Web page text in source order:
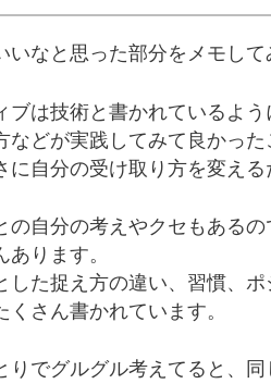
いなと思った部分をメモして
ブは技術と書かれているよ
などが実践してみて良かっ
に自分の受け取り方を変える
の自分の考えやクセもある
あります。
した捉え方の違い、習慣、
くさん書かれています。
りでグルグル考えてると、